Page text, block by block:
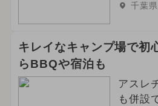
千葉
キレイなキャンプ場で初
らBBQや宿泊も
アスレ
も併設